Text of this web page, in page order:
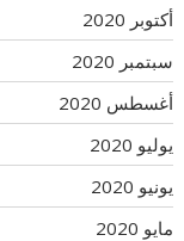
أكتوبر 2020
سبتمبر 2020
أغسطس 2020
يوليو 2020
يونيو 2020
مايو 2020